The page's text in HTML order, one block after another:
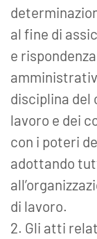
al fine di
e
disciplina del
lavoro e dei
con i poteri
adottando
di lavoro.
2. Gli atti